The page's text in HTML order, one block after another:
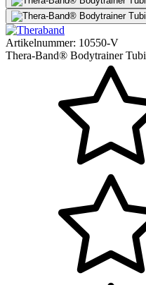
Artikelnummer: 10550-V
Thera-Band® Bodytrainer